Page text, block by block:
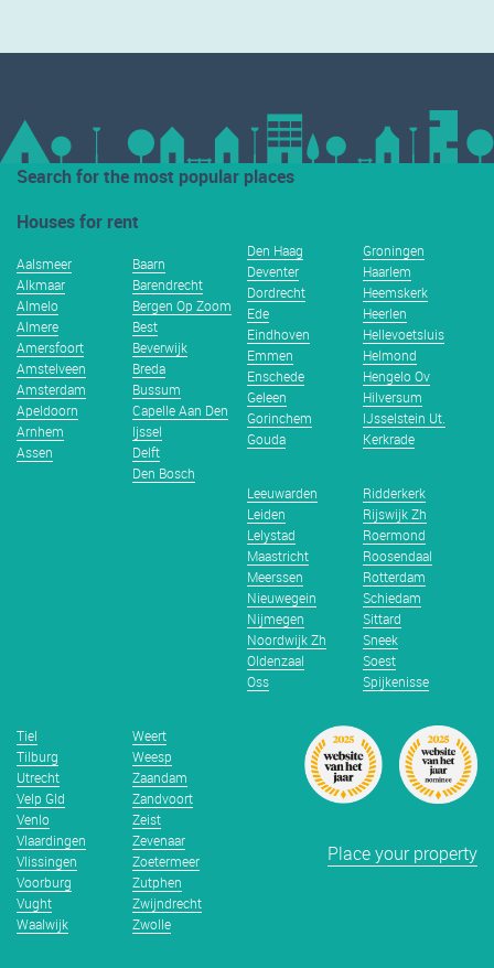
Search for the most popular places
Houses for rent
Aalsmeer
Alkmaar
Almelo
Almere
Amersfoort
Amstelveen
Amsterdam
Apeldoorn
Arnhem
Assen
Baarn
Barendrecht
Bergen Op Zoom
Best
Beverwijk
Breda
Bussum
Capelle Aan Den
Ijssel
Delft
Den Bosch
Den Haag
Deventer
Dordrecht
Ede
Eindhoven
Emmen
Enschede
Geleen
Gorinchem
Gouda
Groningen
Haarlem
Heemskerk
Heerlen
Hellevoetsluis
Helmond
Hengelo Ov
Hilversum
IJsselstein Ut.
Kerkrade
Leeuwarden
Leiden
Lelystad
Maastricht
Meerssen
Nieuwegein
Nijmegen
Noordwijk Zh
Oldenzaal
Oss
Ridderkerk
Rijswijk Zh
Roermond
Roosendaal
Rotterdam
Schiedam
Sittard
Sneek
Soest
Spijkenisse
Tiel
Tilburg
Utrecht
Velp Gld
Venlo
Vlaardingen
Vlissingen
Voorburg
Vught
Waalwijk
Weert
Weesp
Zaandam
Zandvoort
Zeist
Zevenaar
Zoetermeer
Zutphen
Zwijndrecht
Zwolle
Place your property